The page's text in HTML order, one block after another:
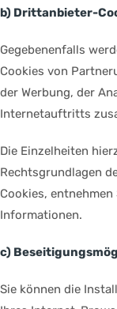
b) Drittanbieter-
Gegebenenfalls
Cookies von
der Werbung, der
Internetauftritts
Die Einzelheiten
Rechtsgrundlagen
Cookies,
Informationen.
c)
Sie können die